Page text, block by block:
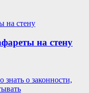
на стену